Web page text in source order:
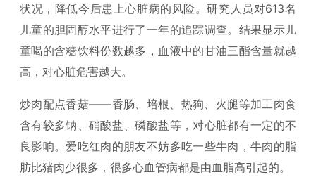
状况，降低今后患上心脏病的风险。研究人员对613名
儿童的胆固醇水平进行了一年的追踪调查。结果显示儿
童喝的含糖饮料份数越多，血液中的甘油三酯含量就越
高，对心脏危害越大。
炒肉配点香菇——香肠、培根、热狗、火腿等加工肉食
含有较多钠、硝酸盐、磷酸盐等，对心脏都有一定的不
良影响。爱吃红肉的朋友不妨多吃一些牛肉，牛肉的脂
肪比猪肉少很多，很多心血管病都是由血脂高引起的。